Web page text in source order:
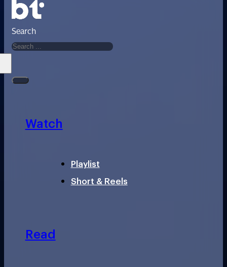
Search
Watch
Playlist
Short & Reels
Read